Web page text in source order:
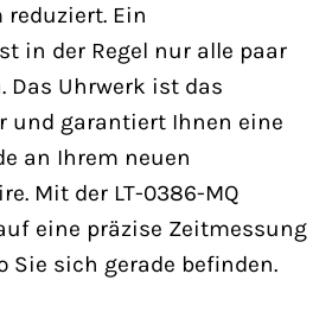
Ein
in der Regel nur alle paar
Das Uhrwerk ist das
und garantiert Ihnen eine
an Ihrem neuen
Mit der LT-0386-MQ
eine präzise Zeitmessung
Sie sich gerade befinden.